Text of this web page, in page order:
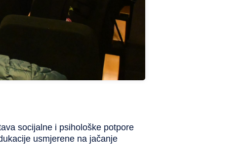
socijalne i psihološke potpore
usmjerene na jačanje